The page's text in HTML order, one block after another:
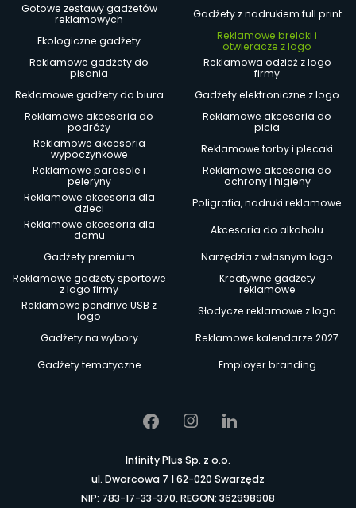
Gotowe zestawy gadżetów
reklamowych
Gadżety z nadrukiem full print
Ekologiczne gadżety
Reklamowe breloki i
otwieracze z logo
Reklamowe gadżety do
pisania
Reklamowa odzież z logo
firmy
Reklamowe gadżety do biura
Gadżety elektroniczne z logo
Reklamowe akcesoria do
podróży
Reklamowe akcesoria do
picia
Reklamowe akcesoria
wypoczynkowe
Reklamowe torby i plecaki
Reklamowe parasole i
peleryny
Reklamowe akcesoria do
ochrony i higieny
Reklamowe akcesoria dla
dzieci
Poligrafia, nadruki reklamowe
Reklamowe akcesoria dla
domu
Akcesoria do alkoholu
Gadżety premium
Narzędzia z własnym logo
Reklamowe gadżety sportowe
z logo firmy
Kreatywne gadżety
reklamowe
Reklamowe pendrive USB z
logo
Słodycze reklamowe z logo
Gadżety na wybory
Reklamowe kalendarze 2027
Gadżety tematyczne
Employer branding
Infinity Plus Sp. z o.o.
ul. Dworcowa 7 | 62-020 Swarzędz
NIP: 783-17-33-370, REGON: 362998908